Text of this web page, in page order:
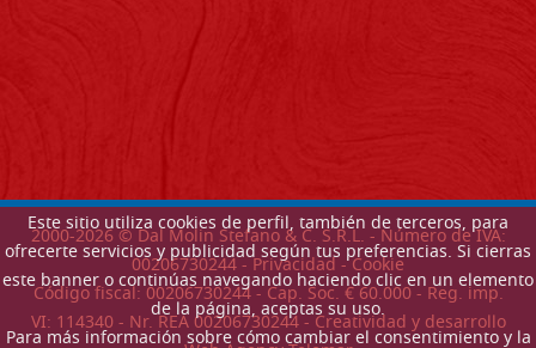
Este sitio utiliza cookies de perfil, también de terceros, para
ofrecerte servicios y publicidad según tus preferencias. Si cierras
este banner o continúas navegando haciendo clic en un elemento
de la página, aceptas su uso.
Para más información sobre cómo cambiar el consentimiento y la
2000-2026© Dal Molin Stefano & C. S.R.L. - Número de IVA:
00206730244 -Privacidad-Cookie
Código fiscal: 00206730244 - Cap. Soc. € 60.000 - Reg. imp.
VI: 114340 - Nr. REA 00206730244 - Creatividad y desarrollo